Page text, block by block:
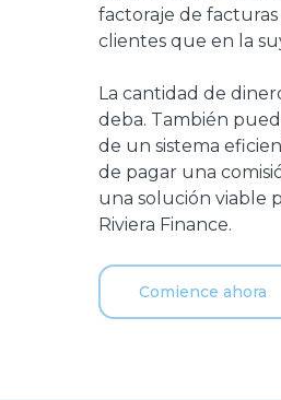
factoraje de facturas
clientes que en la
La cantidad de
deba. También
de un sistema
de pagar una
una solución viable
Riviera Finance.
Comience ahora